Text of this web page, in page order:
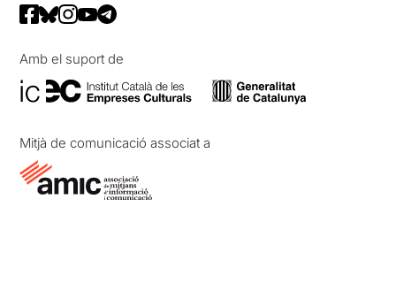
Amb el suport de
Mitjà de comunicació associat a